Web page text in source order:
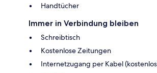
Handtücher
Immer in Verbindung bleiben
Schreibtisch
Kostenlose Zeitungen
Internetzugang per Kabel